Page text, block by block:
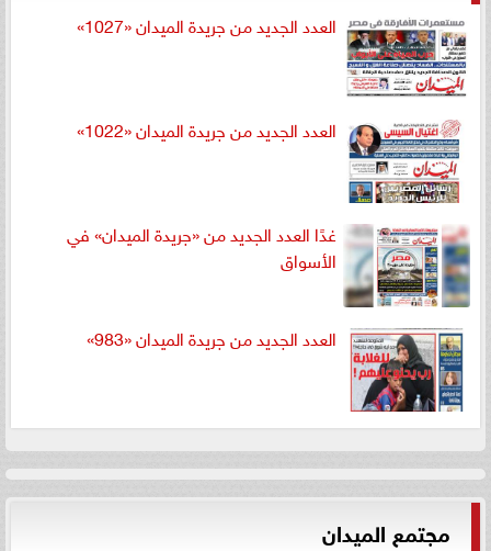
العدد الجديد من جريدة الميدان «1027»
العدد الجديد من جريدة الميدان «1022»
غدًا العدد الجديد من «جريدة الميدان» في
الأسواق
العدد الجديد من جريدة الميدان «983»
مجتمع الميدان